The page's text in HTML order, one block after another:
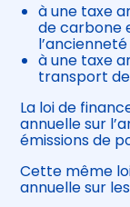
à une taxe
de carbone
à une taxe
transport
La loi de
annuelle sur
émissions de
Cette même
annuelle sur